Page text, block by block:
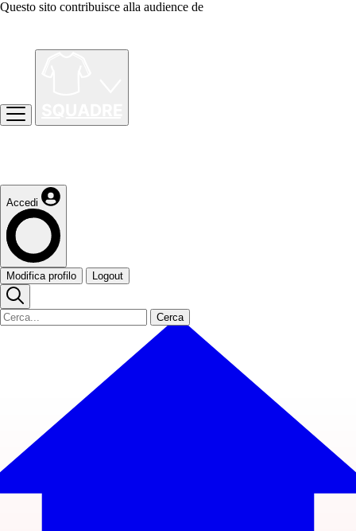
Questo sito contribuisce alla audience de
Accedi
Modifica profilo Logout
Cerca